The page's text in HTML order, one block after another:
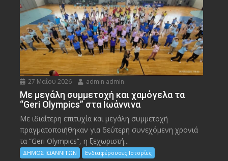
27 Μαΐου 2026 admin admin
Με μεγάλη συμμετοχή και χαμόγελα τα
“Geri Olympics” στα Ιωάννινα
Με ιδιαίτερη επιτυχία και μεγάλη συμμετοχή
πραγματοποιήθηκαν για δεύτερη συνεχόμενη χρονιά
τα “Geri Olympics”, η ξεχωριστή...
ΔΗΜΟΣ ΙΩΑΝΝΙΤΩΝ Ενδιαφέρουσες Ιστορίες